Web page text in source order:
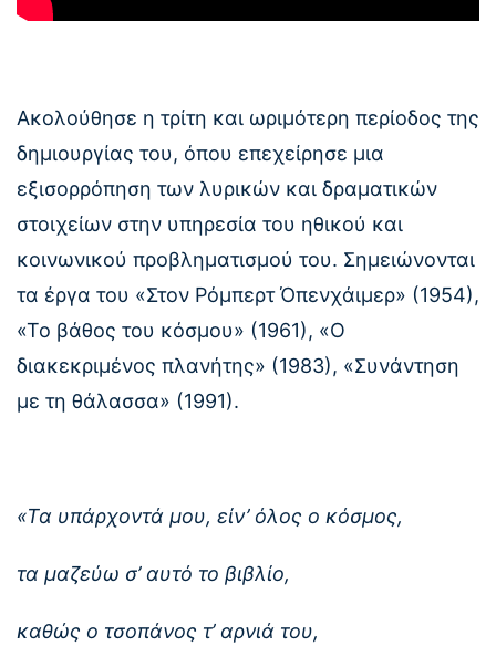
Ακολούθησε η τρίτη και ωριμότερη περίοδος της
δημιουργίας του, όπου επεχείρησε μια
εξισορρόπηση των λυρικών και δραματικών
στοιχείων στην υπηρεσία του ηθικού και
κοινωνικού προβληματισμού του. Σημειώνονται
τα έργα του «Στον Ρόμπερτ Όπενχάιμερ» (1954),
«Το βάθος του κόσμου» (1961), «Ο
διακεκριμένος πλανήτης» (1983), «Συνάντηση
με τη θάλασσα» (1991).
«Τα υπάρχοντά μου, είν’ όλος ο κόσμος,
τα μαζεύω σ’ αυτό το βιβλίο,
καθώς ο τσοπάνος τ’ αρνιά του,